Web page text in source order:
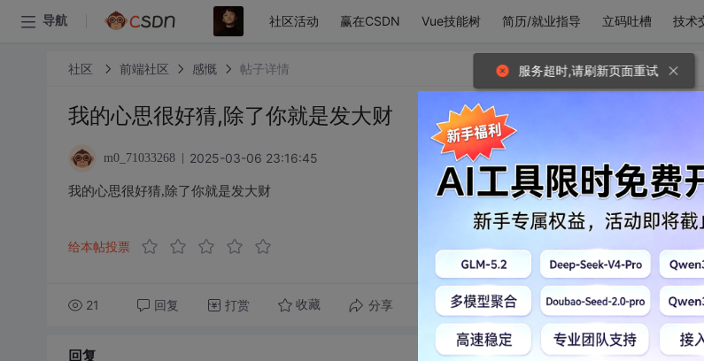
导航 社区活动 赢在CSDN Vue技能树 简历/就业指导 立码吐槽 技术
社区 前端社区 感慨 帖子详情
我的心思很好猜,除了你就是发大财
m0_71033268 2025-03-06 23:16:45
我的心思很好猜,除了你就是发大财
给本帖投票
21 回复 打赏 收藏 分享 转发到动态 举报
回复
服务超时,请刷新页面重试